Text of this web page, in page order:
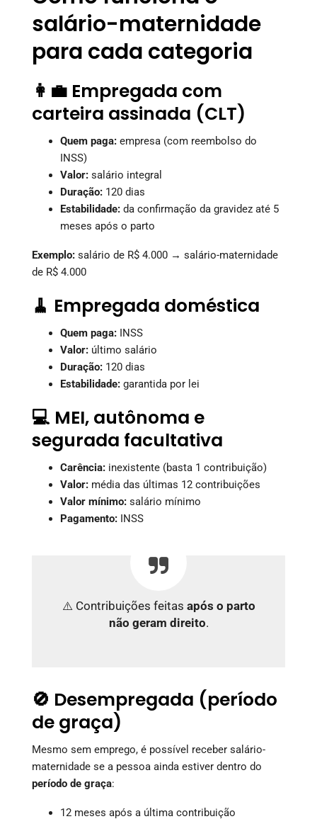
salário-maternidade
para cada categoria
👩‍💼 Empregada com
carteira assinada (CLT)
Quem paga: empresa (com reembolso do
INSS)
Valor: salário integral
Duração: 120 dias
Estabilidade: da confirmação da gravidez até 5
meses após o parto
Exemplo: salário de R$ 4.000 → salário-maternidade
de R$ 4.000
🧹 Empregada doméstica
Quem paga: INSS
Valor: último salário
Duração: 120 dias
Estabilidade: garantida por lei
💻 MEI, autônoma e
segurada facultativa
Carência: inexistente (basta 1 contribuição)
Valor: média das últimas 12 contribuições
Valor mínimo: salário mínimo
Pagamento: INSS
⚠️ Contribuições feitas após o parto
não geram direito.
🚫 Desempregada (período
de graça)
Mesmo sem emprego, é possível receber salário-
maternidade se a pessoa ainda estiver dentro do
período de graça:
12 meses após a última contribuição